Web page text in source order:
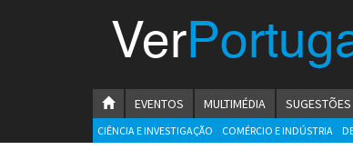
Empreendedorismo
Ambiente e Energia
Ver
HOMEPAGE
EVENTOS MULTIMÉDIA SUGESTÕES
CIÊNCIA E INVESTIGAÇÃO COMÉRCIO E INDÚSTRIA